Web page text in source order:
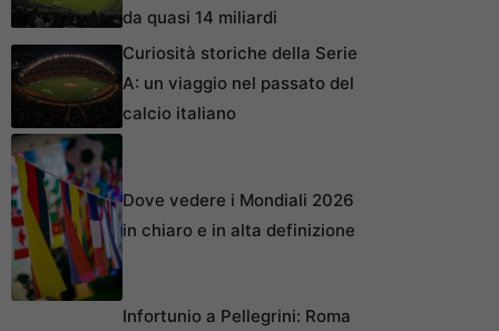
da quasi 14 miliardi
Curiosità storiche della Serie
A: un viaggio nel passato del
calcio italiano
Dove vedere i Mondiali 2026
in chiaro e in alta definizione
Infortunio a Pellegrini: Roma